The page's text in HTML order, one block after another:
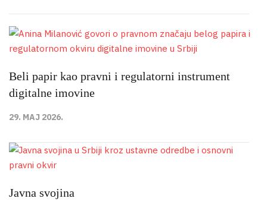
Beli papir kao pravni i regulatorni instrument
digitalne imovine
29. MAJ 2026.
Javna svojina